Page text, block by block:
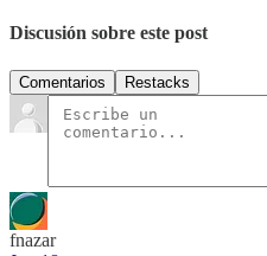
Discusión sobre este post
Comentarios Restacks
fnazar